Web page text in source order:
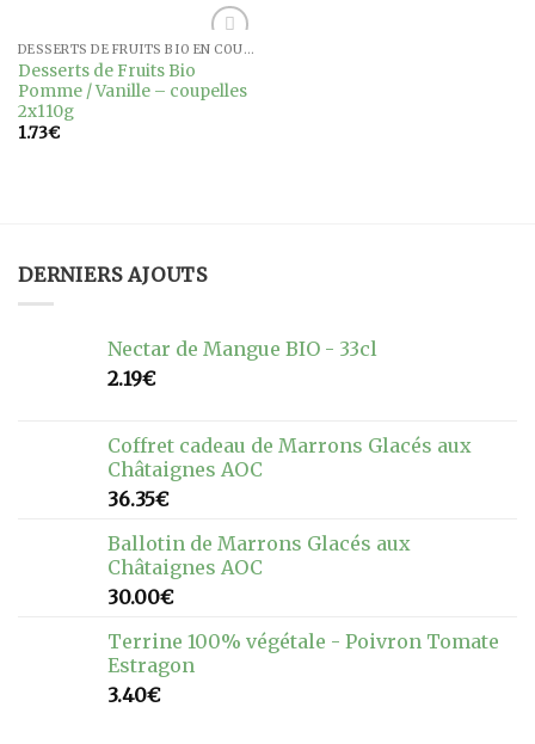
wishlist
DESSERTS DE FRUITS BIO EN COUPELLES
Desserts de Fruits Bio
Pomme / Vanille – coupelles
2x110g
1.73€
DERNIERS AJOUTS
Nectar de Mangue BIO - 33cl
2.19€
Coffret cadeau de Marrons Glacés aux
Châtaignes AOC
36.35€
Ballotin de Marrons Glacés aux
Châtaignes AOC
30.00€
Terrine 100% végétale - Poivron Tomate
Estragon
3.40€